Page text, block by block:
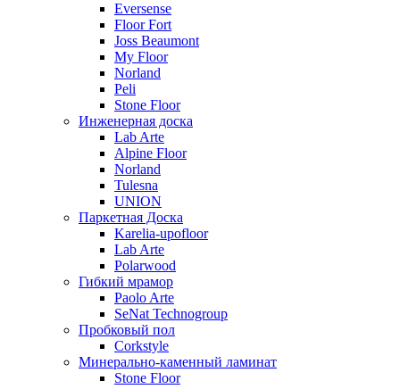
Eversense
Floor Fort
Joss Beaumont
My Floor
Norland
Peli
Stone Floor
Инженерная доска
Lab Arte
Alpine Floor
Norland
Tulesna
UNION
Паркетная Доска
Karelia-upofloor
Lab Arte
Polarwood
Гибкий мрамор
Paolo Arte
SeNat Technogroup
Пробковый пол
Corkstyle
Минерально-каменный ламинат
Stone Floor